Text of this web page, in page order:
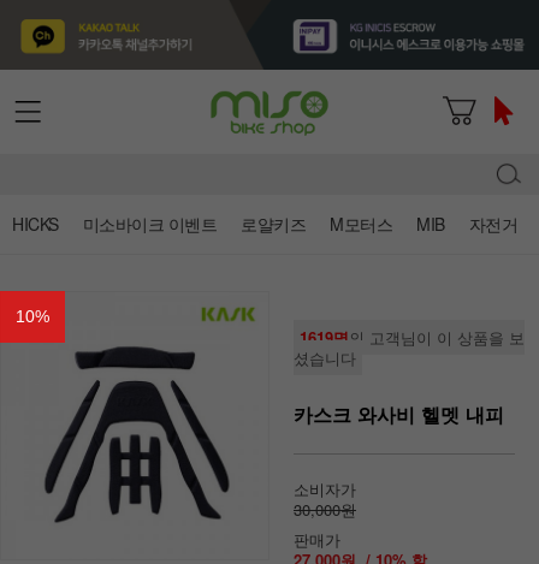
HICKS 미소바이크 이벤트 로얄키즈 M모터스 MIB 자전거
10%
1619명의 고객님이 이 상품을 보
셨습니다
카스크 와사비 헬멧 내피
소비자가
30,000원
판매가